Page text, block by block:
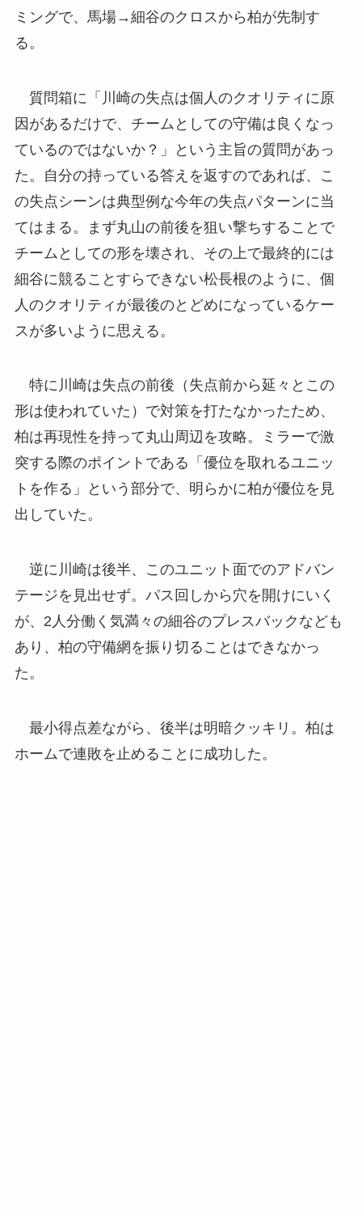
ミングで、馬場→細谷のクロスから柏が先制す
る。
質問箱に「川崎の失点は個人のクオリティに原
因があるだけで、チームとしての守備は良くなっ
ているのではないか？」という主旨の質問があっ
た。自分の持っている答えを返すのであれば、こ
の失点シーンは典型例な今年の失点パターンに当
てはまる。まず丸山の前後を狙い撃ちすることで
チームとしての形を壊され、その上で最終的には
細谷に競ることすらできない松長根のように、個
人のクオリティが最後のとどめになっているケー
スが多いように思える。
特に川崎は失点の前後（失点前から延々とこの
形は使われていた）で対策を打たなかったため、
柏は再現性を持って丸山周辺を攻略。ミラーで激
突する際のポイントである「優位を取れるユニッ
トを作る」という部分で、明らかに柏が優位を見
出していた。
逆に川崎は後半、このユニット面でのアドバン
テージを見出せず。パス回しから穴を開けにいく
が、2人分働く気満々の細谷のプレスバックなども
あり、柏の守備網を振り切ることはできなかっ
た。
最小得点差ながら、後半は明暗クッキリ。柏は
ホームで連敗を止めることに成功した。